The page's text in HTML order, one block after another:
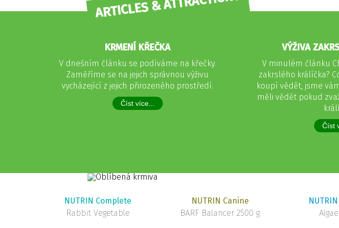
KRMENÍ KŘEČKA
V dnešním článku se podíváme na křečky.
Zaměříme se na jejich správnou výživu
vycházející z jejich přirozeného prostředí.
Číst více...
VÝŽIVA
V minulém článku
zakrslého králíčka?
koupí vědět, jsme
měli vědět pokud
Číst
NUTRIN Complete
Rabbit Vegetable
NUTRIN Canine
BARF Balancer 2500 g